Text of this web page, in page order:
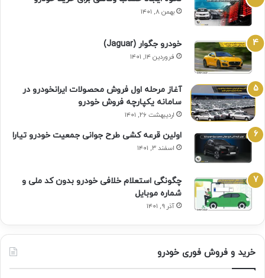
بهمن ۸, ۱۴۰۱
خودرو جگوار (Jaguar)
فروردین ۱۴, ۱۴۰۱
آغاز مرحله اول فروش محصولات ایرانخودرو در
سامانه یکپارچه فروش خودرو
اردیبهشت ۲۶, ۱۴۰۱
اولین قرعه‌ کشی طرح جوانی جمعیت خودرو تیارا
اسفند ۳, ۱۴۰۱
چگونگی استعلام خلافی خودرو بدون کد ملی و
شماره موبایل
آذر ۹, ۱۴۰۱
خرید و فروش فوری خودرو